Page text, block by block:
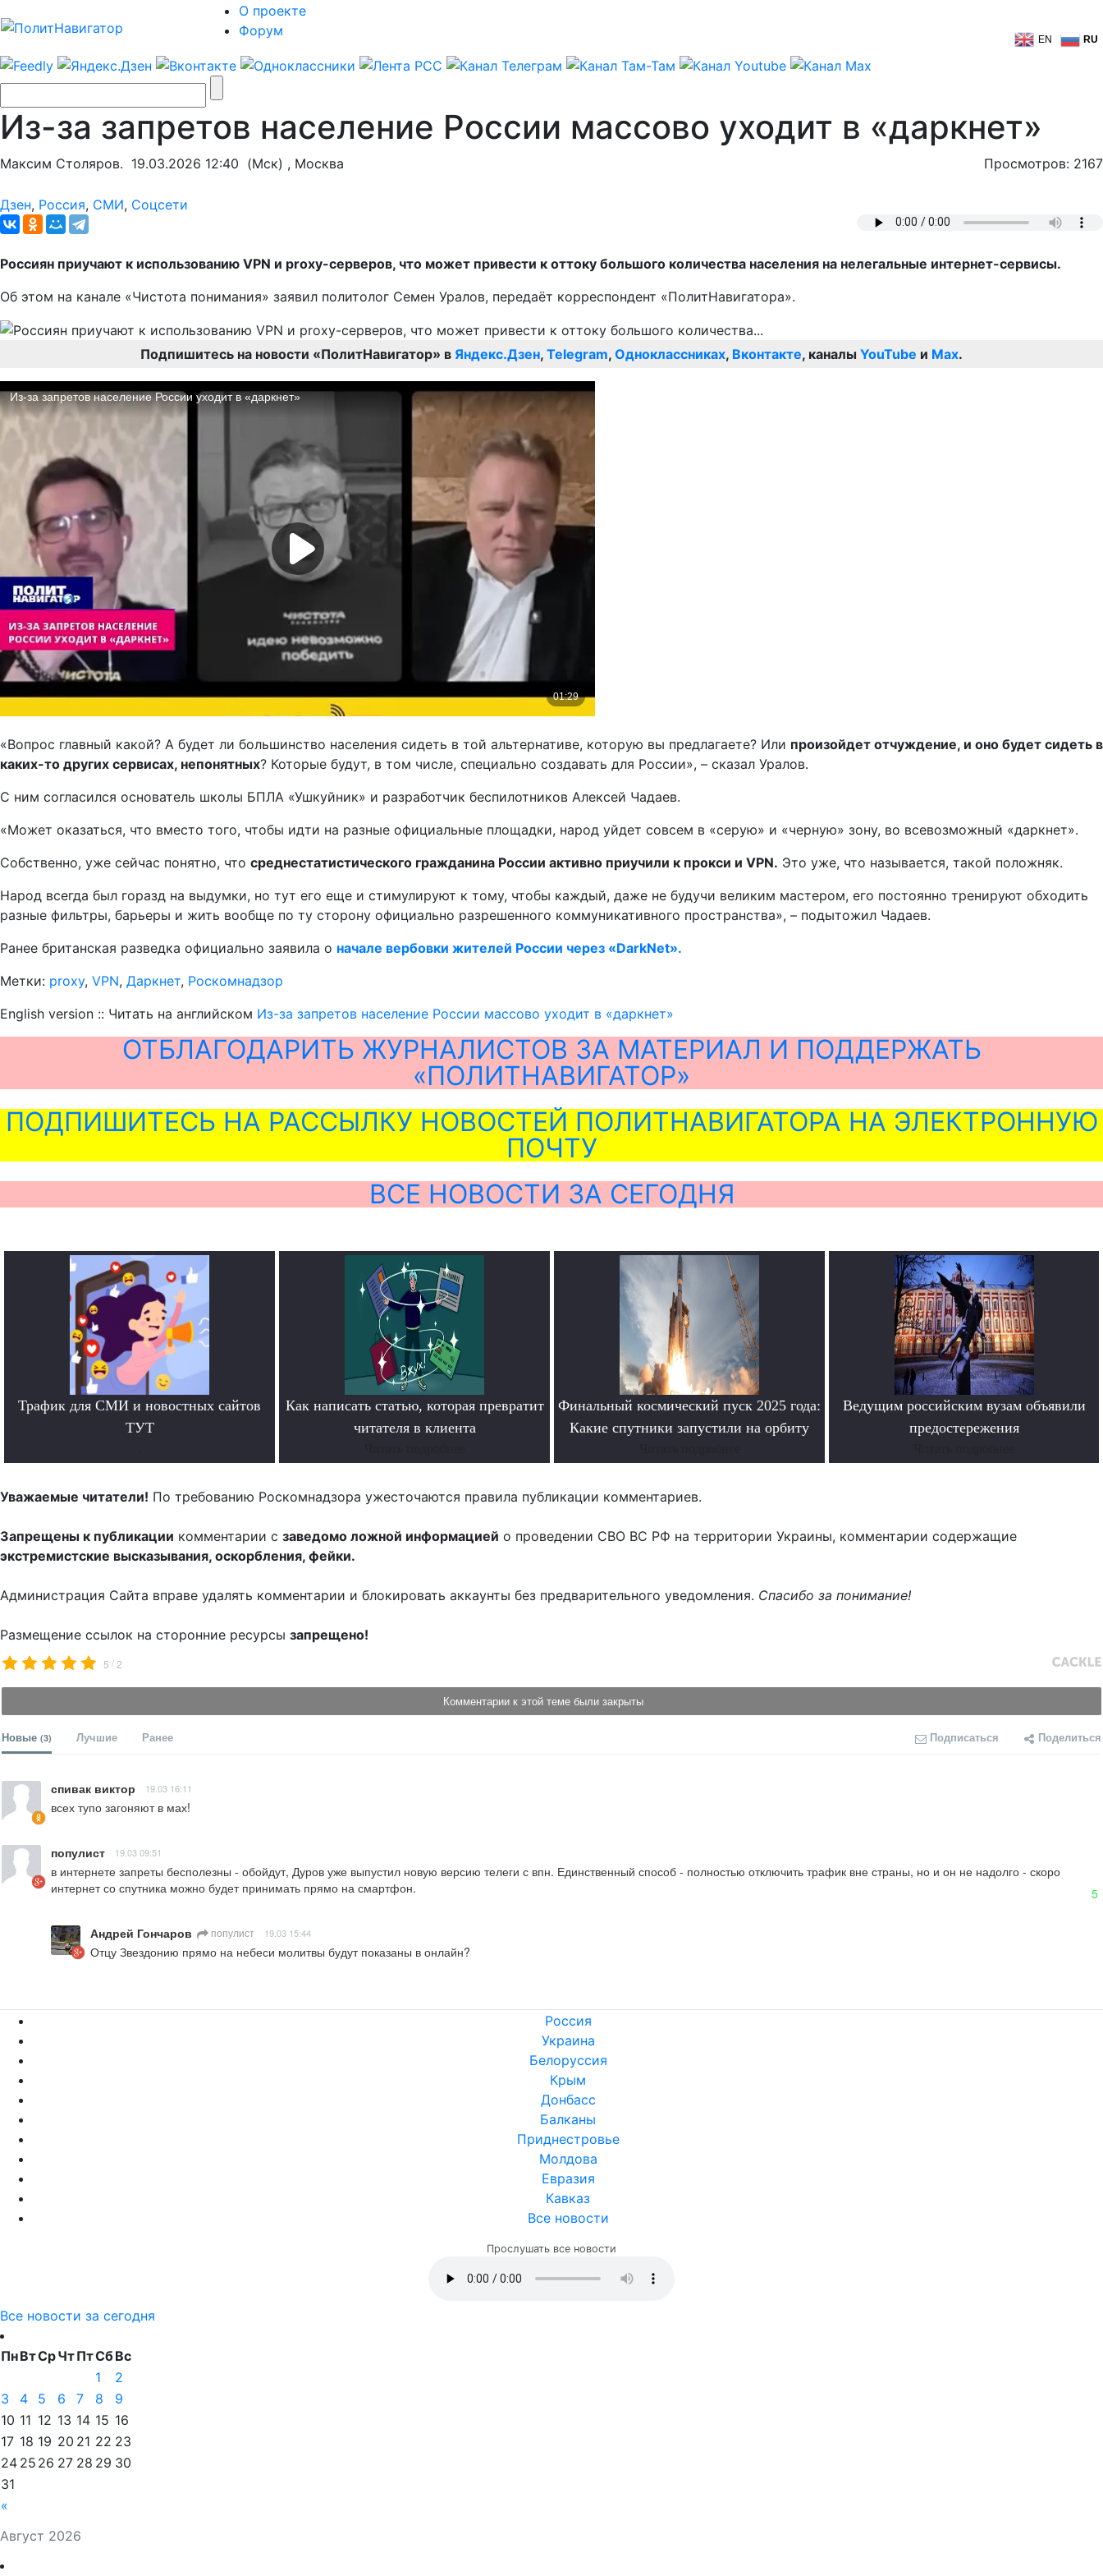
О проекте
Форум
EN RU
Из-за запретов население России массово уходит в «даркнет»
Максим Столяров. 19.03.2026 12:40 (Мск) , Москва Просмотров: 2167
Дзен, Россия, СМИ, Соцсети
Россиян приучают к использованию VPN и proxy-серверов, что может привести к оттоку большого количества населения на нелегальные интернет-сервисы.
Об этом на канале «Чистота понимания» заявил политолог Семен Уралов, передаёт корреспондент «ПолитНавигатора».
Подпишитесь на новости «ПолитНавигатор» в Яндекс.Дзен, Telegram, Одноклассниках, Вконтакте, каналы YouTube и Max.
«Вопрос главный какой? А будет ли большинство населения сидеть в той альтернативе, которую вы предлагаете? Или произойдет отчуждение, и оно будет сидеть в
каких-то других сервисах, непонятных? Которые будут, в том числе, специально создавать для России», – сказал Уралов.
С ним согласился основатель школы БПЛА «Ушкуйник» и разработчик беспилотников Алексей Чадаев.
«Может оказаться, что вместо того, чтобы идти на разные официальные площадки, народ уйдет совсем в «серую» и «черную» зону, во всевозможный «даркнет».
Собственно, уже сейчас понятно, что среднестатистического гражданина России активно приучили к прокси и VPN. Это уже, что называется, такой положняк.
Народ всегда был горазд на выдумки, но тут его еще и стимулируют к тому, чтобы каждый, даже не будучи великим мастером, его постоянно тренируют обходить
разные фильтры, барьеры и жить вообще по ту сторону официально разрешенного коммуникативного пространства», – подытожил Чадаев.
Ранее британская разведка официально заявила о начале вербовки жителей России через «DarkNet».
Метки: proxy, VPN, Даркнет, Роскомнадзор
English version :: Читать на английском Из-за запретов население России массово уходит в «даркнет»
ОТБЛАГОДАРИТЬ ЖУРНАЛИСТОВ ЗА МАТЕРИАЛ И ПОДДЕРЖАТЬ
«ПОЛИТНАВИГАТОР»
ПОДПИШИТЕСЬ НА РАССЫЛКУ НОВОСТЕЙ ПОЛИТНАВИГАТОРА НА ЭЛЕКТРОННУЮ
ПОЧТУ
ВСЕ НОВОСТИ ЗА СЕГОДНЯ
Трафик для СМИ и новостных сайтов
ТУТ
Как написать статью, которая превратит
читателя в клиента
Финальный космический пуск 2025 года:
Какие спутники запустили на орбиту
Ведущим российским вузам объявили
предостережения
Уважаемые читатели! По требованию Роскомнадзора ужесточаются правила публикации комментариев.
Запрещены к публикации комментарии с заведомо ложной информацией о проведении СВО ВС РФ на территории Украины, комментарии содержащие
экстремистские высказывания, оскорбления, фейки.
Администрация Сайта вправе удалять комментарии и блокировать аккаунты без предварительного уведомления. Спасибо за понимание!
Размещение ссылок на сторонние ресурсы запрещено!
5 /2
Комментарии к этой теме были закрыты
Новые (3) Лучшие Ранее Подписаться Поделиться
спивак виктор 19.03 16:11
всех тупо загоняют в мах!
популист 19.03 09:51
в интернете запреты бесполезны - обойдут, Дуров уже выпустил новую версию телеги с впн. Единственный способ - полностью отключить трафик вне страны, но и он не надолго - скоро
интернет со спутника можно будет принимать прямо на смартфон.
5
Андрей Гончаров популист 19.03 15:44
Отцу Звездонию прямо на небеси молитвы будут показаны в онлайн?
Россия
Украина
Белоруссия
Крым
Донбасс
Балканы
Приднестровье
Молдова
Евразия
Кавказ
Все новости
Прослушать все новости
Все новости за сегодня
Август 2026
ПнВтСрЧтПтСбВс
«
1
2
3
4 5 6 7 8
9
10 11 12 13 14 15 16
17 18 19 20 21 22 23
24 25 26 27 28 29 30
31